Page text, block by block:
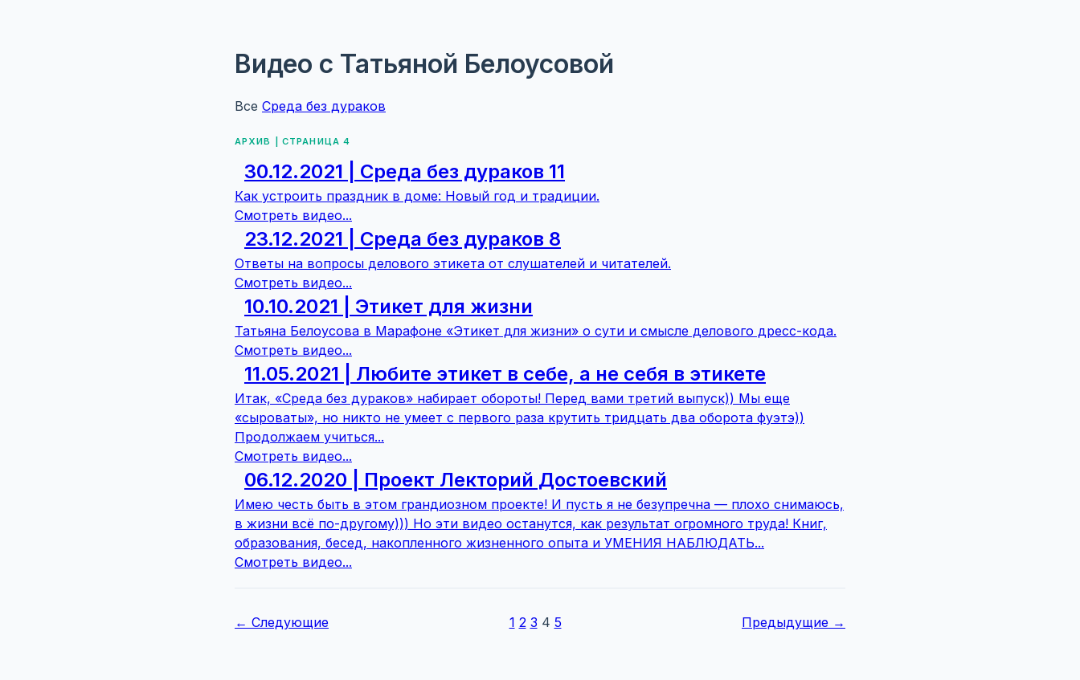
Видео с Татьяной Белоусовой
Все Среда без дураков
АРХИВ | СТРАНИЦА 4
30.12.2021 | Cреда без дураков 11
Как устроить праздник в доме: Новый год и традиции.
Смотреть видео...
23.12.2021 | Среда без дураков 8
Ответы на вопросы делового этикета от слушателей и читателей.
Смотреть видео...
10.10.2021 | Этикет для жизни
Татьяна Белоусова в Марафоне «Этикет для жизни» о сути и смысле делового дресс-кода.
Смотреть видео...
11.05.2021 | Любите этикет в себе, а не себя в этикете
Итак, «Среда без дураков» набирает обороты! Перед вами третий выпуск)) Мы еще
«сыроваты», но никто не умеет с первого раза крутить тридцать два оборота фуэтэ))
Продолжаем учиться...
Смотреть видео...
06.12.2020 | Проект Лекторий Достоевский
Имею честь быть в этом грандиозном проекте! И пусть я не безупречна — плохо снимаюсь,
в жизни всё по-другому))) Но эти видео останутся, как результат огромного труда! Книг,
образования, бесед, накопленного жизненного опыта и УМЕНИЯ НАБЛЮДАТЬ...
Смотреть видео...
← Следующие 1 2 3 4 5 Предыдущие →